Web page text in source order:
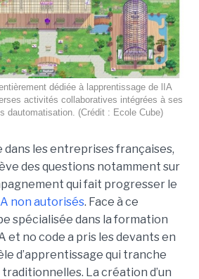
dédiée à lapprentissage de lIA
activités collaboratives intégrées à ses
dautomatisation. (Crédit : Ecole Cube)
dans les entreprises françaises,
des questions notamment sur
qui fait progresser le
non autorisés. Face à ce
spécialisée dans la formation
et no code a pris les devants en
d’apprentissage qui tranche
La création d’un